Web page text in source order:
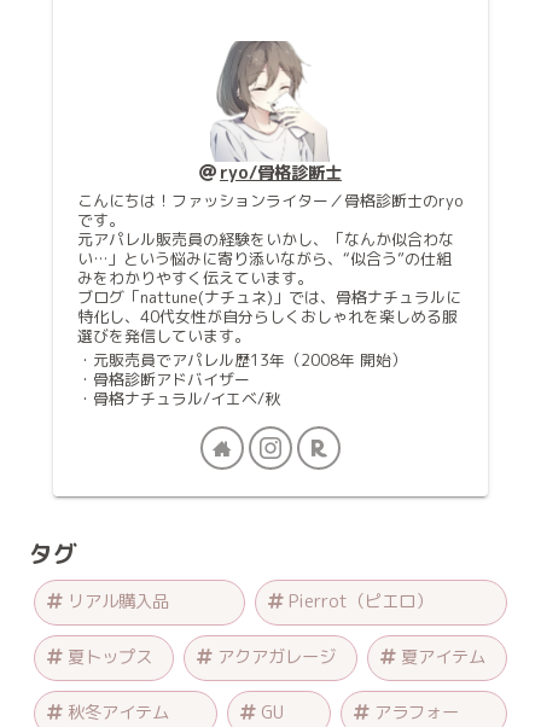
ryo/骨格診断士
こんにちは！ファッションライター／骨格診断士のryo
です。
元アパレル販売員の経験をいかし、「なんか似合わな
い…」という悩みに寄り添いながら、“似合う”の仕組
みをわかりやすく伝えています。
ブログ「nattune(ナチュネ)」では、骨格ナチュラルに
特化し、40代女性が自分らしくおしゃれを楽しめる服
選びを発信しています。
・元販売員でアパレル歴13年（2008年 開始）
・骨格診断アドバイザー
・骨格ナチュラル/イエベ/秋
タグ
リアル購入品 Pierrot（ピエロ）
夏トップス アクアガレージ 夏アイテム
秋冬アイテム GU アラフォー